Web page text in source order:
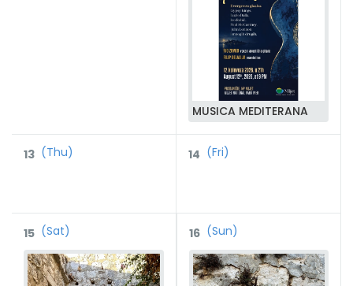
MUSICA MEDITERANA
13 (Thu) 14 (Fri)
15 (Sat) 16 (Sun)